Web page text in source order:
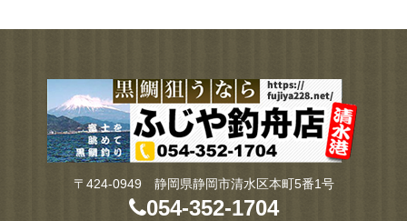
〒424-0949 静岡県静岡市清水区本町5番1号
054-352-1704